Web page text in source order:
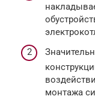
монтажа